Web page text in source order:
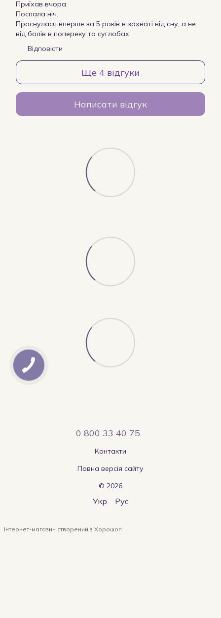
Приїхав вчора.
Поспала ніч.
Проснулася вперше за 5 років в захваті від сну, а не
від болів в попереку та суглобах.
Відповісти
Ще 4 відгуки
Написати відгук
0 800 33 40 75
Контакти
Повна версія сайту
© 2026
Укр Рус
Інтернет-магазин створений з Хорошоп